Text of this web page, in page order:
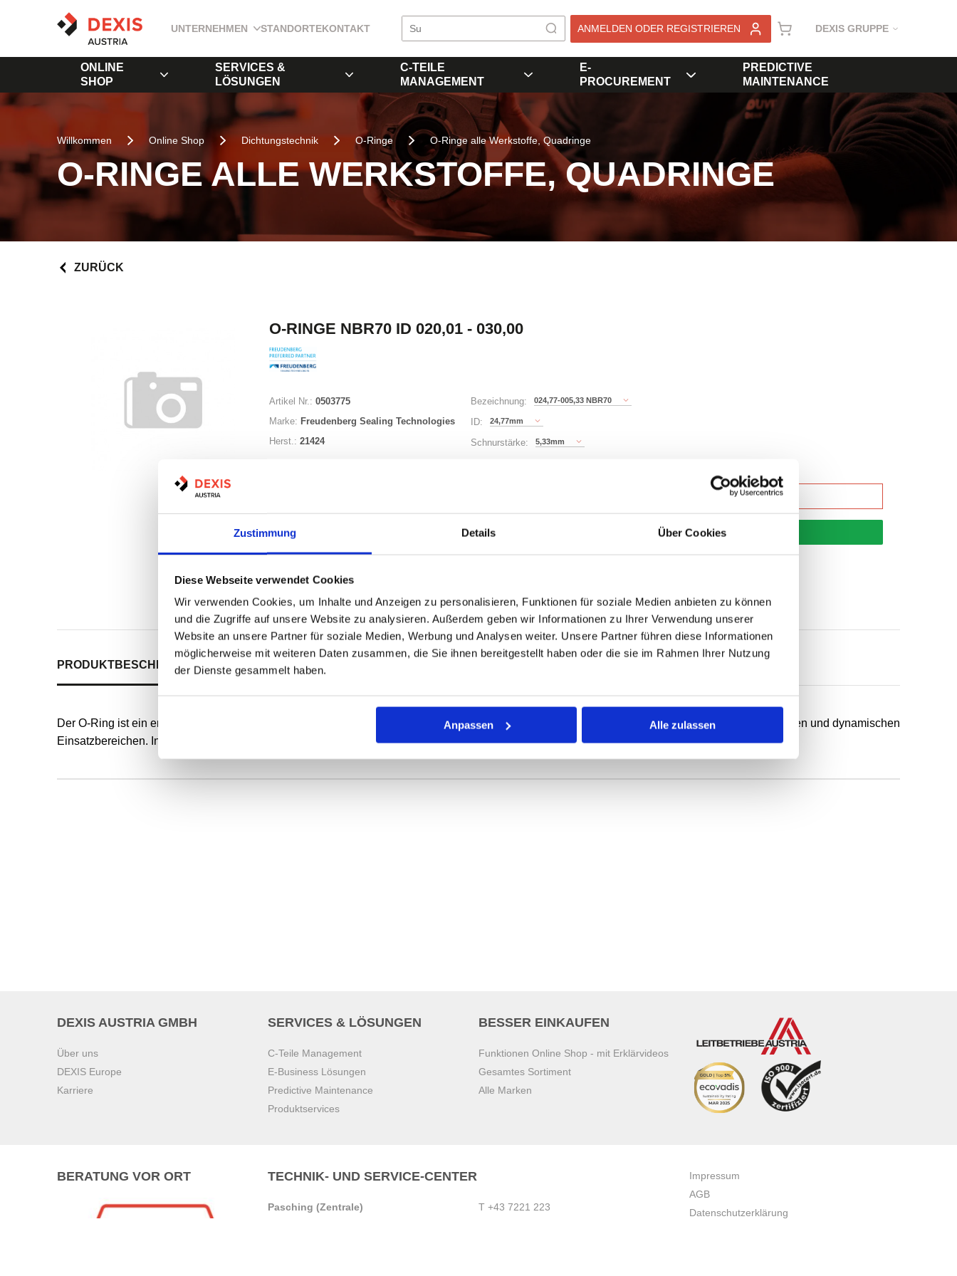
Zustimmung Details Über Cookies
Diese Webseite verwendet Cookies
Wir verwenden Cookies, um Inhalte und Anzeigen zu personalisieren, Funktionen für soziale Medien anbieten zu können
und die Zugriffe auf unsere Website zu analysieren. Außerdem geben wir Informationen zu Ihrer Verwendung unserer
Website an unsere Partner für soziale Medien, Werbung und Analysen weiter. Unsere Partner führen diese Informationen
möglicherweise mit weiteren Daten zusammen, die Sie ihnen bereitgestellt haben oder die sie im Rahmen Ihrer Nutzung
der Dienste gesammelt haben.
Anpassen Alle zulassen
UNTERNEHMEN STANDORTEKONTAKT ANMELDEN ODER REGISTRIEREN DEXIS GRUPPE
ONLINE
SHOP
SERVICES &
LÖSUNGEN
C-TEILE
MANAGEMENT
E-
PROCUREMENT
PREDICTIVE
MAINTENANCE
Willkommen Online Shop Dichtungstechnik O-Ringe O-Ringe alle Werkstoffe, Quadringe
O-RINGE ALLE WERKSTOFFE, QUADRINGE
ZURÜCK
O-RINGE NBR70 ID 020,01 - 030,00
Artikel Nr.: 0503775
Marke: Freudenberg Sealing Technologies
Herst.: 21424
Bezeichnung: 024,77-005,33 NBR70
ID: 24,77mm
Schnurstärke: 5,33mm
Lager anzeigen
Print
PRODUKTBESCHREIBUNG ALLE SPEZIFIKATIONEN
Der O-Ring ist ein endlos formvulkanisierter, runder Dichtring mit kreisförmigem Querschnitt für die unterschiedlichsten Anwendungsfälle in statischen und dynamischen
Einsatzbereichen. Innendurchmesser und Schnurstärke definieren die Abmessungen.
DEXIS AUSTRIA GMBH
Über uns
DEXIS Europe
Karriere
SERVICES & LÖSUNGEN
C-Teile Management
E-Business Lösungen
Predictive Maintenance
Produktservices
BESSER EINKAUFEN
Funktionen Online Shop - mit Erklärvideos
Gesamtes Sortiment
Alle Marken
BERATUNG VOR ORT TECHNIK- UND SERVICE-CENTER
Pasching (Zentrale)
T +43 7221 223
Impressum
AGB
Datenschutzerklärung